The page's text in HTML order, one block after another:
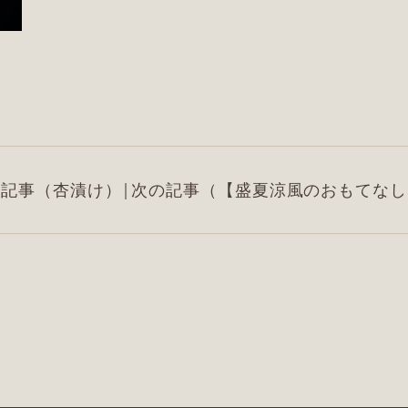
事 （杏漬け） | 次の記事 （【盛夏涼風のおもてな